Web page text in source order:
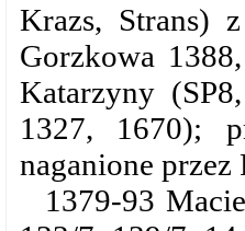
Krazs, Strans)
Gorzkowa
Katarzyny
1327, 1670);
naganione
1379-93